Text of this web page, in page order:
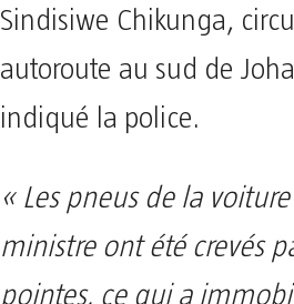
Sindisiwe Chikunga,
autoroute au sud de
indiqué la police.
« Les pneus de la
ministre ont été crevés
pointes, ce qui a